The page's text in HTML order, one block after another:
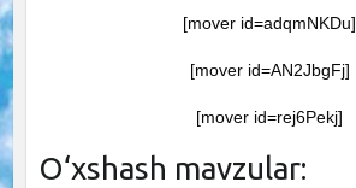
[mover id=adqmNKDu]
[mover id=AN2JbgFj]
[mover id=rej6Pekj]
O‘xshash mavzular: